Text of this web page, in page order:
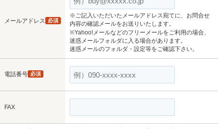
メールアドレス 必須
※ご記入いただいたメールアドレス宛てに、お問合せ
内容の確認メールをお送りいたします。
※Yahoo!メールなどのフリーメールをご利用の場合、
迷惑メールフォルダに入る場合があります。
迷惑メールのフォルダ・設定等をご確認下さい。
電話番号 必須
FAX